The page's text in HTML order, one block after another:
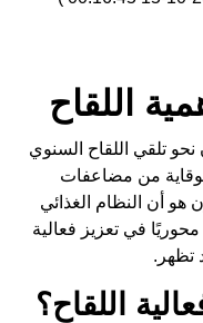
اللقاح
نحو تلقي اللقاح السنوي
من مضاعفات
هو أن النظام الغذائي
محوريًا في تعزيز فعالية
تظهر.
اللقاح؟